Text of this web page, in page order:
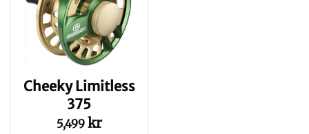
Cheeky Limitless
375
5,499 kr